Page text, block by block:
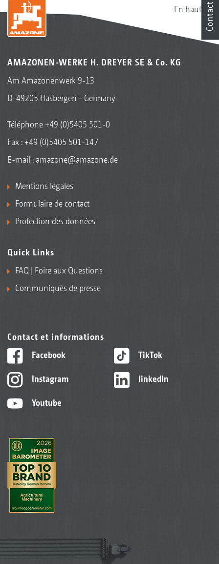
En haut
AMAZONEN-WERKE H. DREYER SE & Co. KG
Am Amazonenwerk 9-13
D-49205 Hasbergen - Germany
Téléphone+49 (0)5405 501-0
Fax : +49 (0)5405 501-147
E-mail : amazone@amazone.de
Mentions légales
Formulaire de contact
Protection des données
Quick Links
FAQ | Foire aux Questions
Communiqués de presse
Contact et informations
Facebook
Instagram
Youtube
TikTok
linkedIn
Contact